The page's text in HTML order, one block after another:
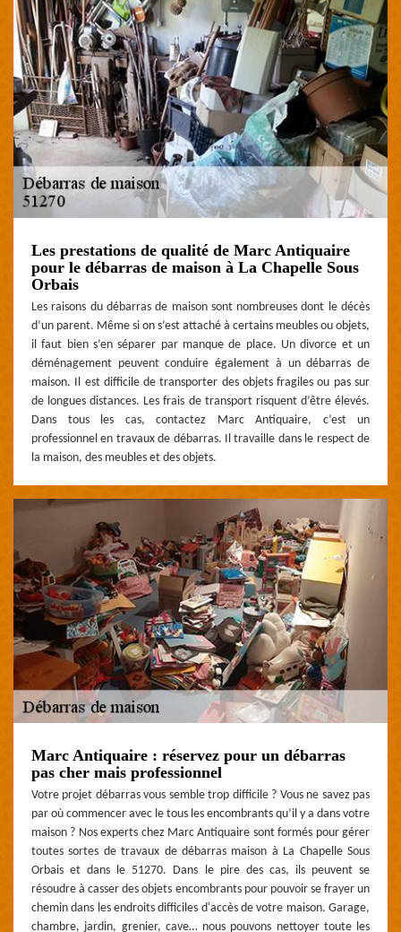
Les prestations de qualité de Marc Antiquaire
pour le débarras de maison à La Chapelle Sous
Orbais
Les raisons du débarras de maison sont nombreuses dont le décès
d’un parent. Même si on s’est attaché à certains meubles ou objets,
il faut bien s’en séparer par manque de place. Un divorce et un
déménagement peuvent conduire également à un débarras de
maison. Il est difficile de transporter des objets fragiles ou pas sur
de longues distances. Les frais de transport risquent d’être élevés.
Dans tous les cas, contactez Marc Antiquaire, c’est un
professionnel en travaux de débarras. Il travaille dans le respect de
la maison, des meubles et des objets.
Marc Antiquaire : réservez pour un débarras
pas cher mais professionnel
Votre projet débarras vous semble trop difficile ? Vous ne savez pas
par où commencer avec le tous les encombrants qu’il y a dans votre
maison ? Nos experts chez Marc Antiquaire sont formés pour gérer
toutes sortes de travaux de débarras maison à La Chapelle Sous
Orbais et dans le 51270. Dans le pire des cas, ils peuvent se
résoudre à casser des objets encombrants pour pouvoir se frayer un
chemin dans les endroits difficiles d'accès de votre maison. Garage,
chambre, jardin, grenier, cave… nous pouvons nettoyer toute les